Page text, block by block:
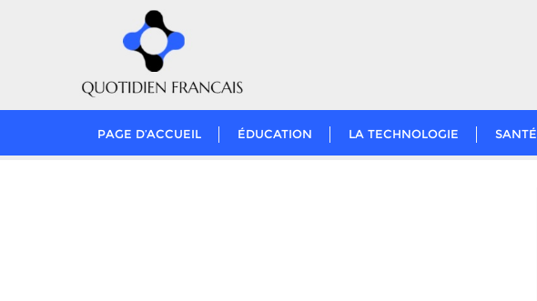
PAGE D’ACCUEIL ÉDUCATION LA TECHNOLOGIE SANTÉ